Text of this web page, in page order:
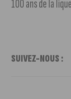
SUIVEZ-NOUS :